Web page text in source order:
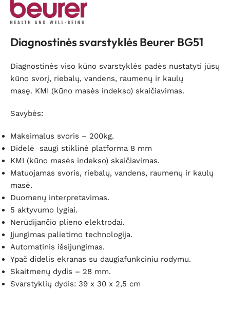
Diagnostinės svarstyklės Beurer BG51
Diagnostinės viso kūno svarstyklės padės nustatyti jūsų
kūno svorį, riebalų, vandens, raumenų ir kaulų
masę. KMI (kūno masės indekso) skaičiavimas.
Savybės:
Maksimalus svoris – 200kg.
Didelė saugi stiklinė platforma 8 mm
KMI (kūno masės indekso) skaičiavimas.
Matuojamas svoris, riebalų, vandens, raumenų ir kaulų
masė.
Duomenų interpretavimas.
5 aktyvumo lygiai.
Nerūdijančio plieno elektrodai.
Įjungimas palietimo technologija.
Automatinis išsijungimas.
Ypač didelis ekranas su daugiafunkciniu rodymu.
Skaitmenų dydis – 28 mm.
Svarstyklių dydis: 39 x 30 x 2,5 cm